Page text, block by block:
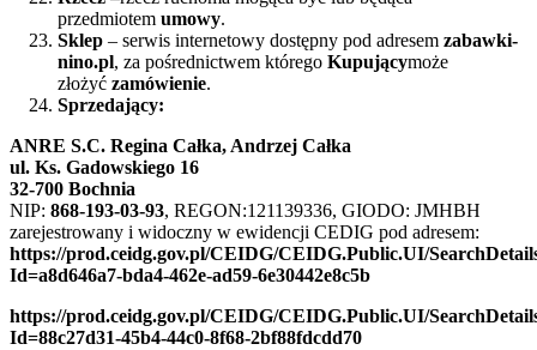
przedmiotem umowy.
Sklep – serwis internetowy dostępny pod adresem zabawki-
nino.pl, za pośrednictwem którego Kupującymoże
złożyć zamówienie.
Sprzedający:
ANRE S.C. Regina Całka, Andrzej Całka
ul. Ks. Gadowskiego 16
32-700 Bochnia
NIP: 868-193-03-93, REGON:121139336, GIODO: JMHBH
zarejestrowany i widoczny w ewidencji CEDIG pod adresem:
https://prod.ceidg.gov.pl/CEIDG/CEIDG.Public.UI/
Id=a8d646a7-bda4-462e-ad59-6e30442e8c5b
https://prod.ceidg.gov.pl/CEIDG/CEIDG.Public.UI/
Id=88c27d31-45b4-44c0-8f68-2bf88fdcdd70